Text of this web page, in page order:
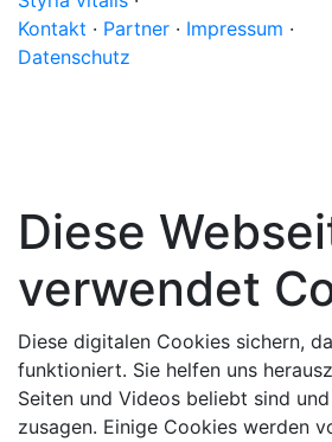
Kontakt · Partner · Impressum ·
Datenschutz
Diese
verwendet
Diese digitalen Cookies sichern,
funktioniert. Sie helfen uns
Seiten und Videos beliebt sind
zusagen. Einige Cookies werden